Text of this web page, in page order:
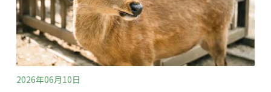
氮肥的重要原料。足球場變身大型實驗室 球迷上廁所就
能參與研究人類的尿液富含植物生長最需要的三種元
素：氮、磷與鉀。參與該計畫的燕麥奶品牌Oatly呼籲，
不應將尿液視為人
2026年06月10日